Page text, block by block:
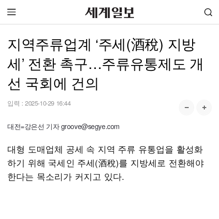
지역주류업계 ‘주세(酒稅) 지방
세’ 전환 촉구…주류유통제도 개
선 국회에 건의
입력 : 2025-10-29 16:44
대전=강은선 기자 groove@segye.com
대형 도매업체 공세 속 지역 주류 유통업을 활성화
하기 위해 국세인 주세(酒稅)를 지방세로 전환해야
한다는 목소리가 커지고 있다.